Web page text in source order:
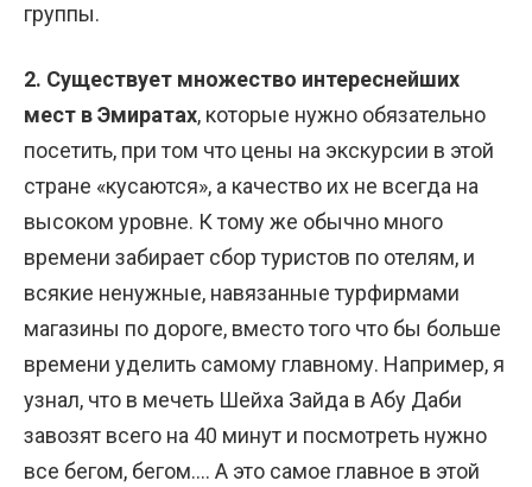
группы.
2. Существует множество интереснейших
мест в Эмиратах, которые нужно обязательно
посетить, при том что цены на экскурсии в этой
стране «кусаются», а качество их не всегда на
высоком уровне. К тому же обычно много
времени забирает сбор туристов по отелям, и
всякие ненужные, навязанные турфирмами
магазины по дороге, вместо того что бы больше
времени уделить самому главному. Например, я
узнал, что в мечеть Шейха Зайда в Абу Даби
завозят всего на 40 минут и посмотреть нужно
все бегом, бегом…. А это самое главное в этой